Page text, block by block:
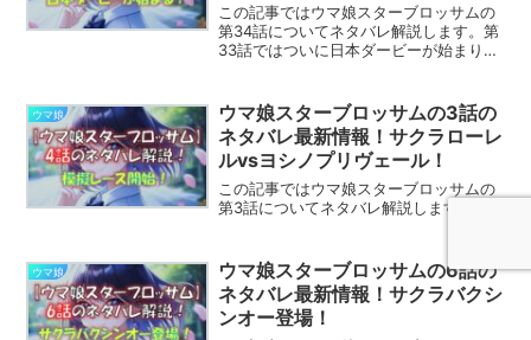
この記事ではウマ娘スターブロッサムの
第34話についてネタバレ解説します。第
33話ではついに日本ダービーが始まりま
ッサムのネタバレを含みます目次の後か
ら記事の本文が始...
ウマ娘
ウマ娘スターブロッサムの3話の
ネタバレ最新情報！サクラローレ
ルvsヨシノプリヴェール！
この記事ではウマ娘スターブロッサムの
第3話についてネタバレ解説します。
ウマ娘
ウマ娘スターブロッサムの6話の
ネタバレ最新情報！サクラバクシ
ンオー登場！